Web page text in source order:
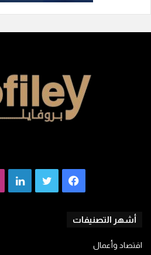
فيسبوكتويتر
أشهر التصنيفات
اقتصاد وأعمال